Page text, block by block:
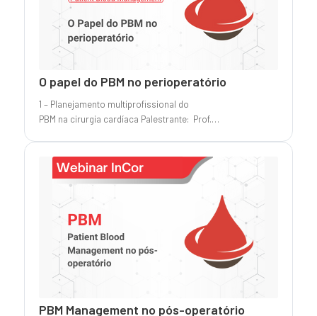
O papel do PBM no perioperatório
1 – Planejamento multiprofissional do
PBM na cirurgia cardíaca Palestrante: Prof.…
PBM Management no pós-operatório